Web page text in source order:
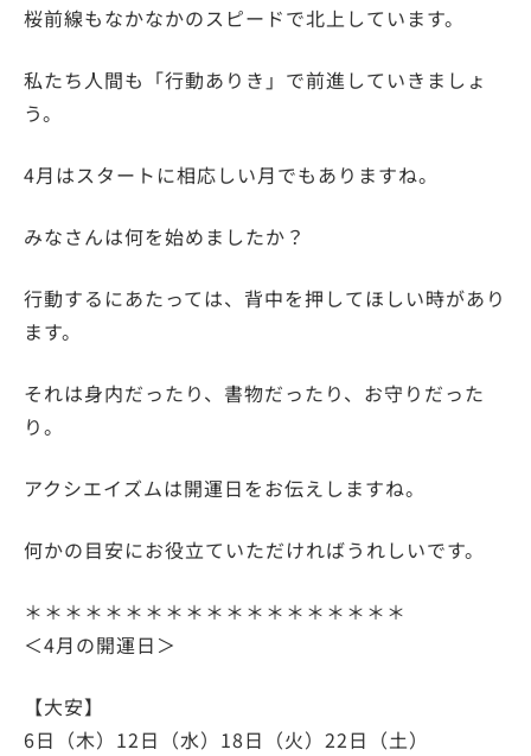
桜前線もなかなかのスピードで北上しています。
私たち人間も「行動ありき」で前進していきましょ
う。
4月はスタートに相応しい月でもありますね。
みなさんは何を始めましたか？
行動するにあたっては、背中を押してほしい時があり
ます。
それは身内だったり、書物だったり、お守りだった
り。
アクシエイズムは開運日をお伝えしますね。
何かの目安にお役立ていただければうれしいです。
＊＊＊＊＊＊＊＊＊＊＊＊＊＊＊＊＊＊＊
＜4月の開運日＞
【大安】
6日（木）12日（水）18日（火）22日（土）